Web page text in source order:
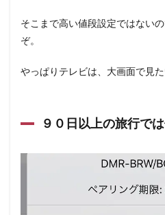
そこまで高い値段設定ではない
ぞ。
やっぱりテレビは、大画面で見た
９０日以上の旅行で